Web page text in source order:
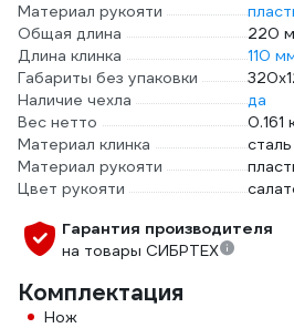
Материал рукояти
Общая длина
220
Длина клинка
110
Габариты без упаковки
Наличие чехла
да
Вес нетто
0.161
Материал клинка
сталь
Материал рукояти
Цвет рукояти
Гарантия производителя
на товары СИБРТЕХ
Комплектация
Нож